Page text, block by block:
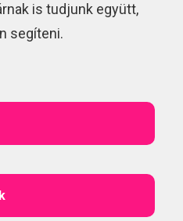
is tudjunk együtt,
segíteni.